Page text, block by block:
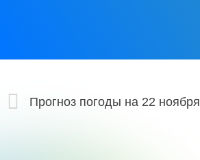
Прогноз погоды на 22 ноября